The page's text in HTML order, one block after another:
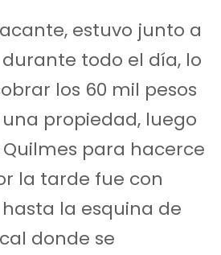
estuvo junto a
todo el día, lo
los 60 mil pesos
propiedad, luego
para hacerce
la tarde fue con
la esquina de
donde se